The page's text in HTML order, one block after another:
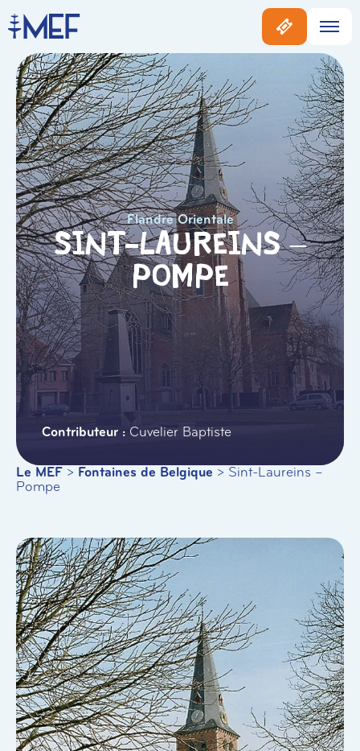
Flandre Orientale
Sint-Laureins –
Pompe
Cuvelier Baptiste
Le MEF > Fontaines de Belgique > Sint-Laureins –
Pompe